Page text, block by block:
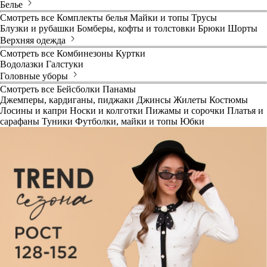
Белье
Смотреть все Комплекты белья Майки и топы Трусы
Блузки и рубашки Бомберы, кофты и толстовки Брюки Шорты
Верхняя одежда
Смотреть все Комбинезоны Куртки
Водолазки Галстуки
Головные уборы
Смотреть все Бейсболки Панамы
Джемперы, кардиганы, пиджаки Джинсы Жилеты Костюмы
Лосины и капри Носки и колготки Пижамы и сорочки Платья и
сарафаны Туники Футболки, майки и топы Юбки